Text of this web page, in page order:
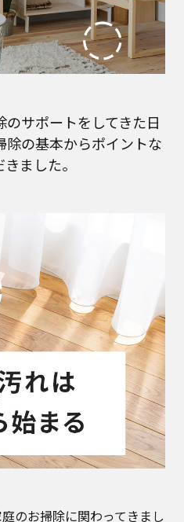
サポートをしてきた日
の基本からポイントな
ました。
のお掃除に関わってきまし